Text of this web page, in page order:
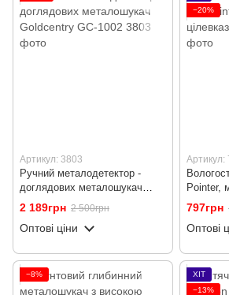
Артикул: 3803
Ручний металодетектор -
доглядових металошукач
Goldcentry GC-1002
2 189грн 2 500грн
Оптові ціни
−20%
Артикул:
Pointer,
797грн
Оптові
−8%
ХІТ
−13%